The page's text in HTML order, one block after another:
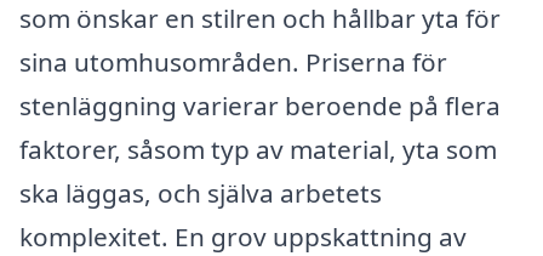
som önskar en stilren och hållbar yta för
sina utomhusområden. Priserna för
stenläggning varierar beroende på flera
faktorer, såsom typ av material, yta som
ska läggas, och själva arbetets
komplexitet. En grov uppskattning av